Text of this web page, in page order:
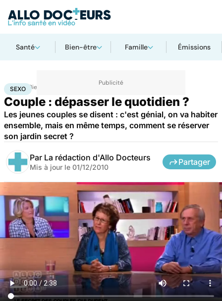
Santé Bien-être Famille Émissions
Accueil Bien-être
SEXO
Couple : dépasser le quotidien ?
Les jeunes couples se disent : c'est génial, on va habiter
ensemble, mais en même temps, comment se réserver
son jardin secret ?
Par La rédaction d'Allo Docteurs
Mis à jour le 01/12/2010
Partager